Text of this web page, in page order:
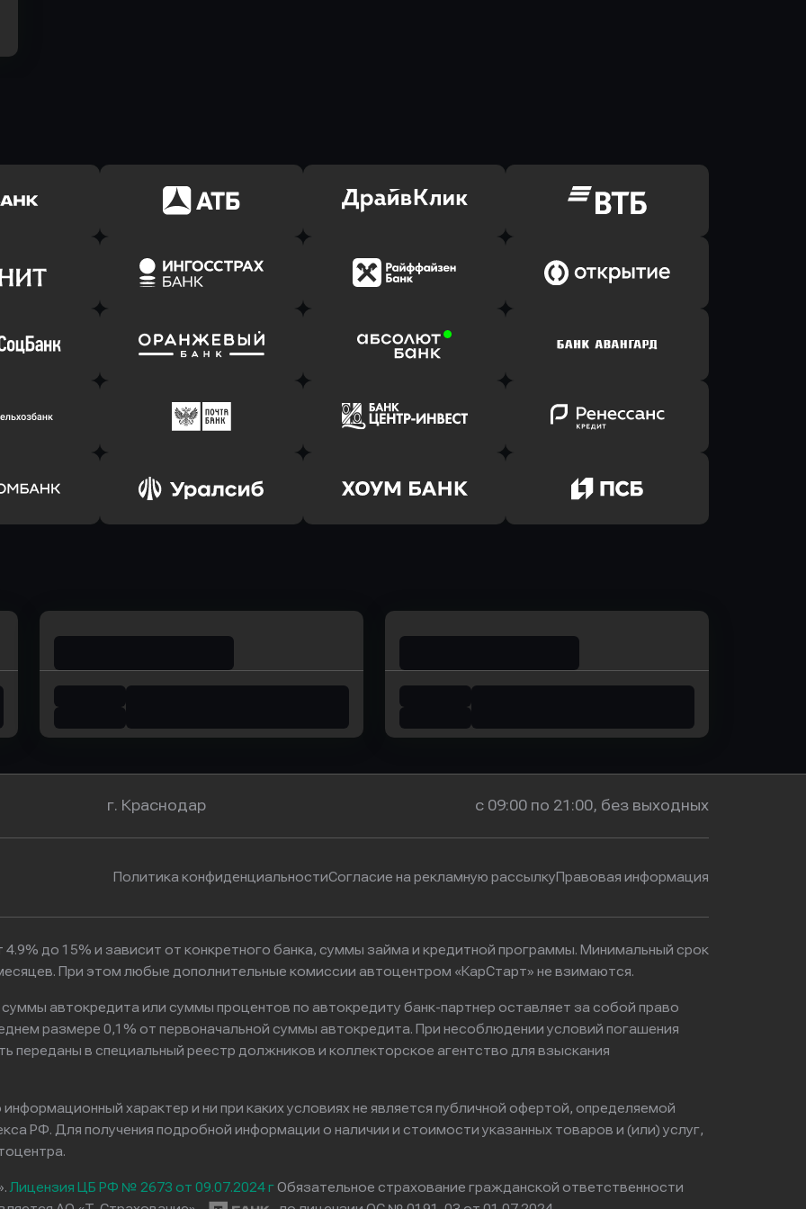
заявку
Оправить заявку
в АТБ Банк
Оправить заявку
в Драйв Клик Банк
Оправить заявку
в ВТБ
заявку
Банк
Оправить заявку
в Ингосстрах Банк
Оправить заявку
в Райффайзен Банк
в Банк Открытие
заявку
Оправить заявку
в Банк Оранжевый
Оправить заявку
в Абсолют Банк
Оправить заявку
в Банк Авангард
заявку
Оправить заявку
в Почта Банк
Оправить заявку
в Центр-Инвест
Оправить заявку
в Ренессанс Банк
г. Краснодар с 09:00 по 21:00, без выходных
Политика конфиденциальностиСогласие на рекламную рассылкуПравовая информация
до 15% и зависит от конкретного банка, суммы займа и кредитной программы. Минимальный срок
При этом любые дополнительные комиссии автоцентром «КарСтарт» не взимаются.
автокредита или суммы процентов по автокредиту банк-партнер оставляет за собой право
размере 0,1% от первоначальной суммы автокредита. При несоблюдении условий погашения
переданы в специальный реестр должников и коллекторское агентство для взыскания
характер и ни при каких условиях не является публичной офертой, определяемой
РФ. Для получения подробной информации о наличии и стоимости указанных товаров и (или) услуг,
Лицензия ЦБ РФ № 2673 от 09.07.2024 гОбязательное страхование гражданской ответственности